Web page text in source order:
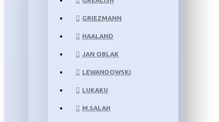
GRIEZMANN
HAALAND
JAN OBLAK
LEWANDOWSKI
LUKAKU
M.SALAH